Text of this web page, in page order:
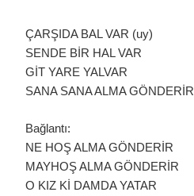
IÇIN
ÇARŞIDA BAL VAR (uy)
SENDE BİR HAL VAR
GİT YARE YALVAR
SANA SANA ALMA GÖNDERİR
Bağlantı:
NE HOŞ ALMA GÖNDERİR
MAYHOŞ ALMA GÖNDERİR
O KIZ Kİ DAMDA YATAR